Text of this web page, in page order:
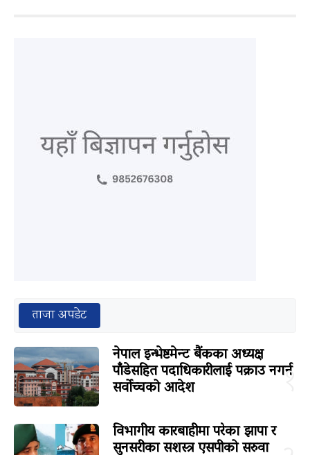
ताजा अपडेट
१
नेपाल इन्भेष्टमेन्ट बैंकका अध्यक्ष
पाँडेसहित पदाधिकारीलाई पक्राउ नगर्न
सर्वोच्चको आदेश
विभागीय कारबाहीमा परेका झापा र
सुनसरीका सशस्त्र एसपीको सरुवा